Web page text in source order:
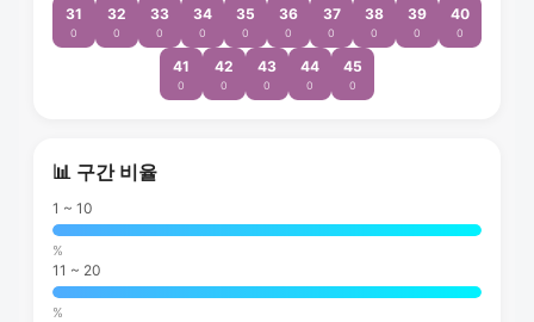
31
0
32
0
33
0
34
0
35
0
36
0
37
0
38
0
39
0
40
0
41
0
42
0
43
0
44
0
45
0
📊 구간 비율
1 ~ 10
%
11 ~ 20
%